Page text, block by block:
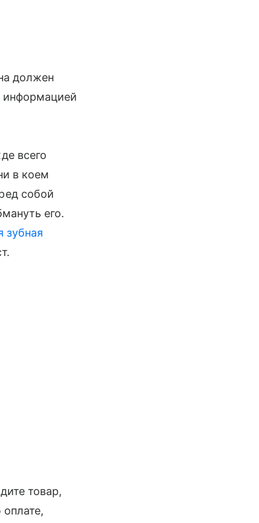
должен
информацией
всего
в коем
собой
его.
зубная
товар,